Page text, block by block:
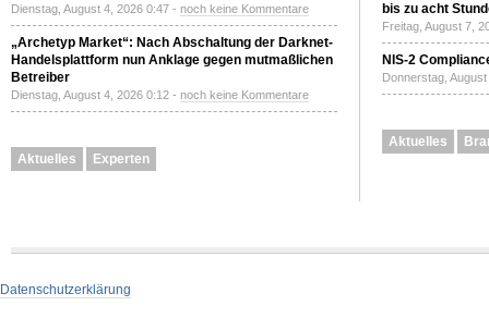
Dienstag, August 4, 2026 0:47 - noch keine Kommentare
„Archetyp Market“: Nach Abschaltung der Darknet-
Handelsplattform nun Anklage gegen mutmaßlichen
Betreiber
Dienstag, August 4, 2026 0:12 - noch keine Kommentare
Aktuelles Experten
bis zu acht
Freitag, August 7,
NIS-2
Donnerstag,
Aktuelles
Datenschutzerklärung